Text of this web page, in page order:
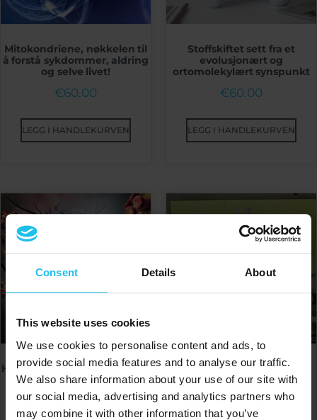
Consent Details About
This website uses cookies
We use cookies to personalise content and ads, to
provide social media features and to analyse our traffic.
We also share information about your use of our site with
our social media, advertising and analytics partners who
may combine it with other information that you’ve
Mitokondriene, nøkkelen til
å forstå sykdommer, aldring
og selve livet!
€60.00
LEGG I HANDLEKURVEN
Stoffskiftet sett fra et
evolusjonært og
ortomolekylært synspunkt
€60.00
LEGG I HANDLEKURVEN
Holistisk behandling av ulike
sykdommer
€150.00
Basic foundation and
software navigation
€ 90.00